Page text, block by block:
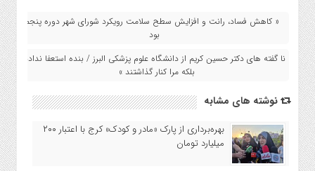
« کاهش فساد، رانت و افزایش سطح سلامت رویکرد شورای شهر دوره پنجم
بود
نا گفته های دکتر حسین کریم از دانشگاه علوم پزشکی البرز / بنده استعفا ندادم
بلکه مرا کنار گذاشتند »
نوشته های مشابه
بهره‌برداری از پارک «مادر و کودک» کرج با اعتبار ۲۰۰
میلیارد تومان